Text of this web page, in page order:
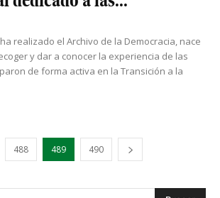
realizado el Archivo de la Democracia, nace
y dar a conocer la experiencia de las
de forma activa en la Transición a la
488 489 490